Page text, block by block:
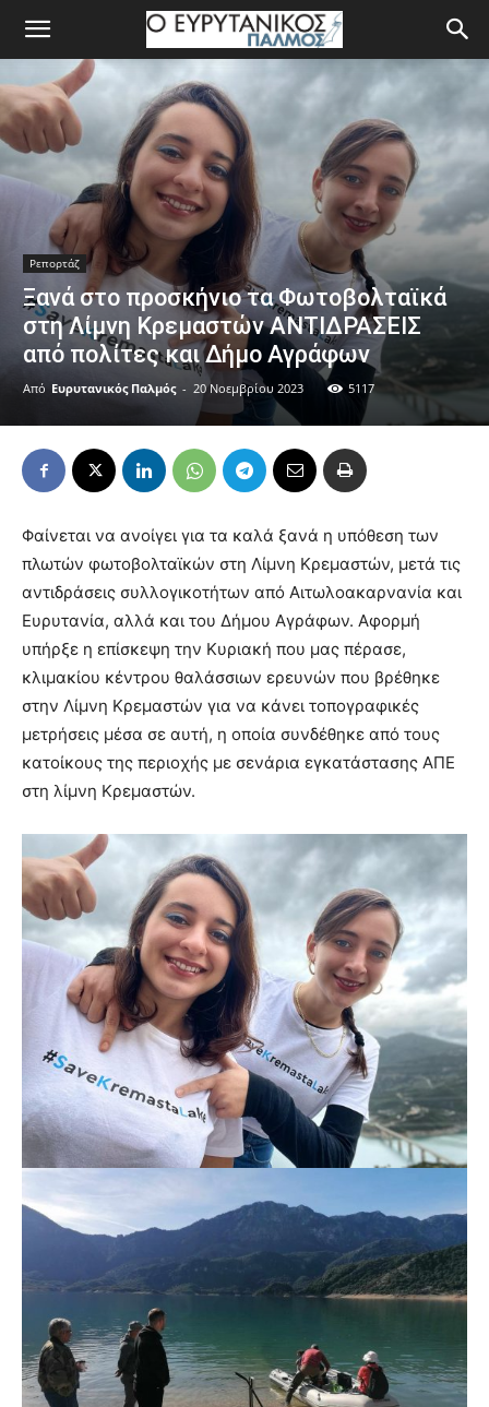
Ρεπορτάζ
Ξανά στο προσκήνιο τα Φωτοβολταϊκά
στη Λίμνη Κρεμαστών ΑΝΤΙΔΡΑΣΕΙΣ
από πολίτες και Δήμο Αγράφων
Από Ευρυτανικός Παλμός - 20 Νοεμβρίου 2023 5117
Φαίνεται να ανοίγει για τα καλά ξανά η υπόθεση των
πλωτών φωτοβολταϊκών στη Λίμνη Κρεμαστών, μετά τις
αντιδράσεις συλλογικοτήτων από Αιτωλοακαρνανία και
Ευρυτανία, αλλά και του Δήμου Αγράφων. Αφορμή
υπήρξε η επίσκεψη την Κυριακή που μας πέρασε,
κλιμακίου κέντρου θαλάσσιων ερευνών που βρέθηκε
στην Λίμνη Κρεμαστών για να κάνει τοπογραφικές
μετρήσεις μέσα σε αυτή, η οποία συνδέθηκε από τους
κατοίκους της περιοχής με σενάρια εγκατάστασης ΑΠΕ
στη λίμνη Κρεμαστών.